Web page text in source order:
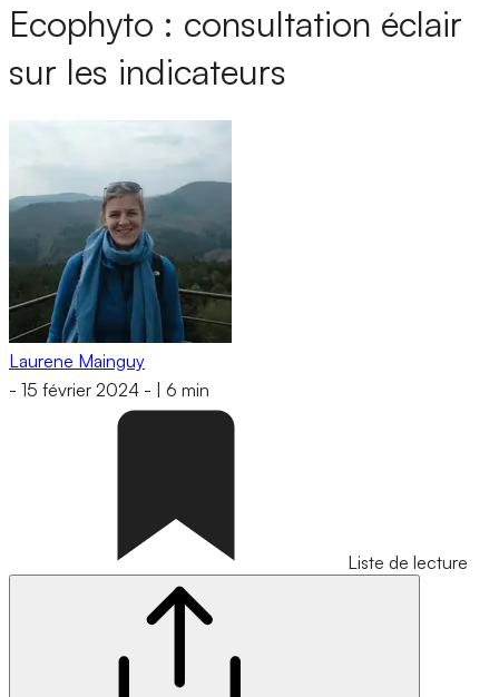
Ecophyto : consultation éclair
sur les indicateurs
Laurene Mainguy
- 15 février 2024 - 6 min
Liste de lecture